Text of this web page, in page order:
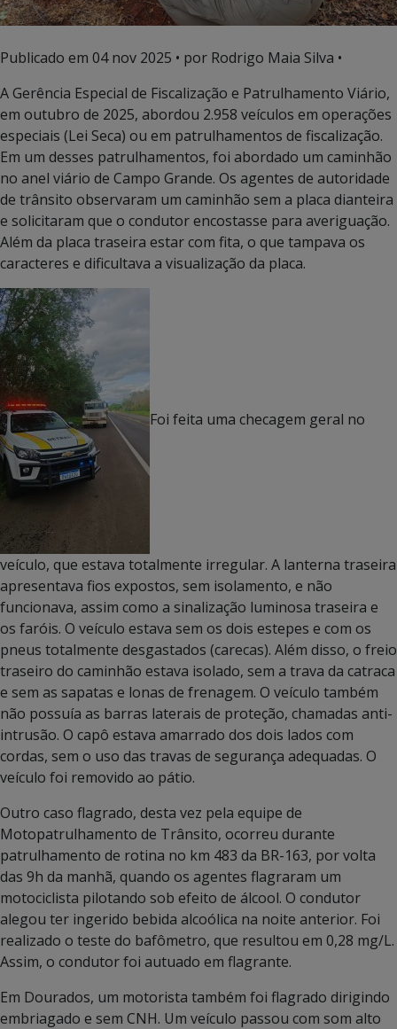
Publicado em 04 nov 2025 • por Rodrigo Maia Silva •
A Gerência Especial de Fiscalização e Patrulhamento Viário,
em outubro de 2025, abordou 2.958 veículos em operações
especiais (Lei Seca) ou em patrulhamentos de fiscalização.
Em um desses patrulhamentos, foi abordado um caminhão
no anel viário de Campo Grande. Os agentes de autoridade
de trânsito observaram um caminhão sem a placa dianteira
e solicitaram que o condutor encostasse para averiguação.
Além da placa traseira estar com fita, o que tampava os
caracteres e dificultava a visualização da placa.
Foi feita uma checagem geral no
veículo, que estava totalmente irregular. A lanterna traseira
apresentava fios expostos, sem isolamento, e não
funcionava, assim como a sinalização luminosa traseira e
os faróis. O veículo estava sem os dois estepes e com os
pneus totalmente desgastados (carecas). Além disso, o freio
traseiro do caminhão estava isolado, sem a trava da catraca
e sem as sapatas e lonas de frenagem. O veículo também
não possuía as barras laterais de proteção, chamadas anti-
intrusão. O capô estava amarrado dos dois lados com
cordas, sem o uso das travas de segurança adequadas. O
veículo foi removido ao pátio.
Outro caso flagrado, desta vez pela equipe de
Motopatrulhamento de Trânsito, ocorreu durante
patrulhamento de rotina no km 483 da BR-163, por volta
das 9h da manhã, quando os agentes flagraram um
motociclista pilotando sob efeito de álcool. O condutor
alegou ter ingerido bebida alcoólica na noite anterior. Foi
realizado o teste do bafômetro, que resultou em 0,28 mg/L.
Assim, o condutor foi autuado em flagrante.
Em Dourados, um motorista também foi flagrado dirigindo
embriagado e sem CNH. Um veículo passou com som alto